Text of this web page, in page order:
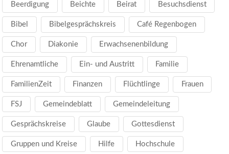
Beerdigung Beichte Beirat Besuchsdienst
Bibel Bibelgesprächskreis Café Regenbogen
Chor Diakonie Erwachsenenbildung
Ehrenamtliche Ein- und Austritt Familie
FamilienZeit Finanzen Flüchtlinge Frauen
FSJ Gemeindeblatt Gemeindeleitung
Gesprächskreise Glaube Gottesdienst
Gruppen und Kreise Hilfe Hochschule